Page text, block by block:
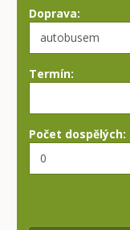
Doprava:
Termín:
Počet dospělých: